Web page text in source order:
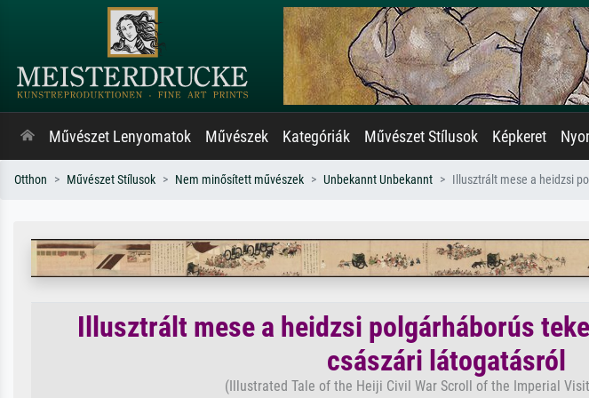
Művészet Lenyomatok Művészek Kategóriák Művészet Stílusok Képkeret
Otthon Művészet Stílusok Nem minősített művészek Unbekannt Unbekannt Illusztrált mese a heidzsi
Illusztrált mese a heidzsi polgárháborús
császári látogatásról
(Illustrated Tale of the Heiji Civil War Scroll of the Imperial